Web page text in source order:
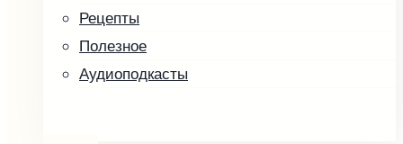
Рецепты
Полезное
Аудиоподкасты